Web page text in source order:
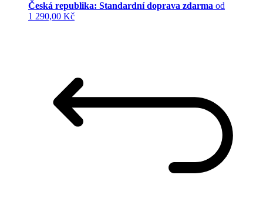
Česká republika: Standardní doprava zdarma od
1 290,00 Kč